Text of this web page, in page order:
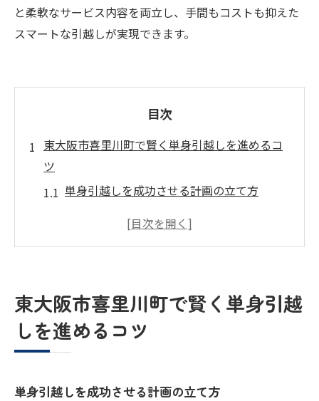
と柔軟なサービス内容を両立し、手間もコストも抑えた
スマートな引越しが実現できます。
目次
東大阪市喜里川町で賢く単身引越しを進めるコ
ツ
単身引越しを成功させる計画の立て方
地域密着型単身引越し運送の魅力とは
単身引越しの費用を抑えるポイント解説
単身引越し費用を抑える基本テクニック
単身引越し運送の相場を知る重要性
東大阪市喜里川町で賢く単身引越
しを進めるコツ
単身引越しを成功させる計画の立て方